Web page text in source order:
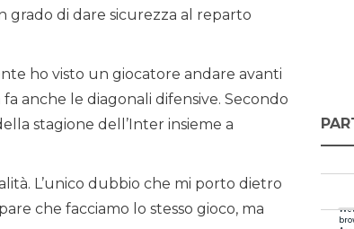
grado di dare sicurezza al reparto
ho visto un giocatore andare avanti
anche le diagonali difensive. Secondo
stagione dell’Inter insieme a
L’unico dubbio che mi porto dietro
che facciamo lo stesso gioco, ma